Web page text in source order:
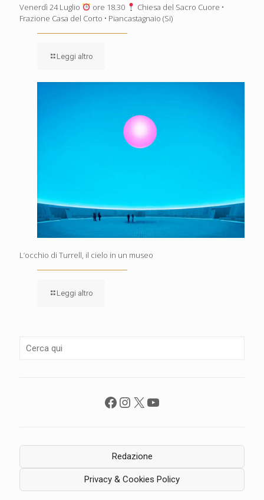
Venerdì 24 Luglio ore 18.30
Chiesa del Sacro Cuore •
Frazione Casa del Corto • Piancastagnaio (Si)
Leggi altro
L’occhio di Turrell, il cielo in un museo
Leggi altro
Facebook
Instagram
X YouTube
Redazione
Privacy & Cookies Policy